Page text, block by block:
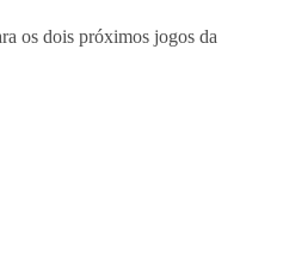
os dois próximos jogos da